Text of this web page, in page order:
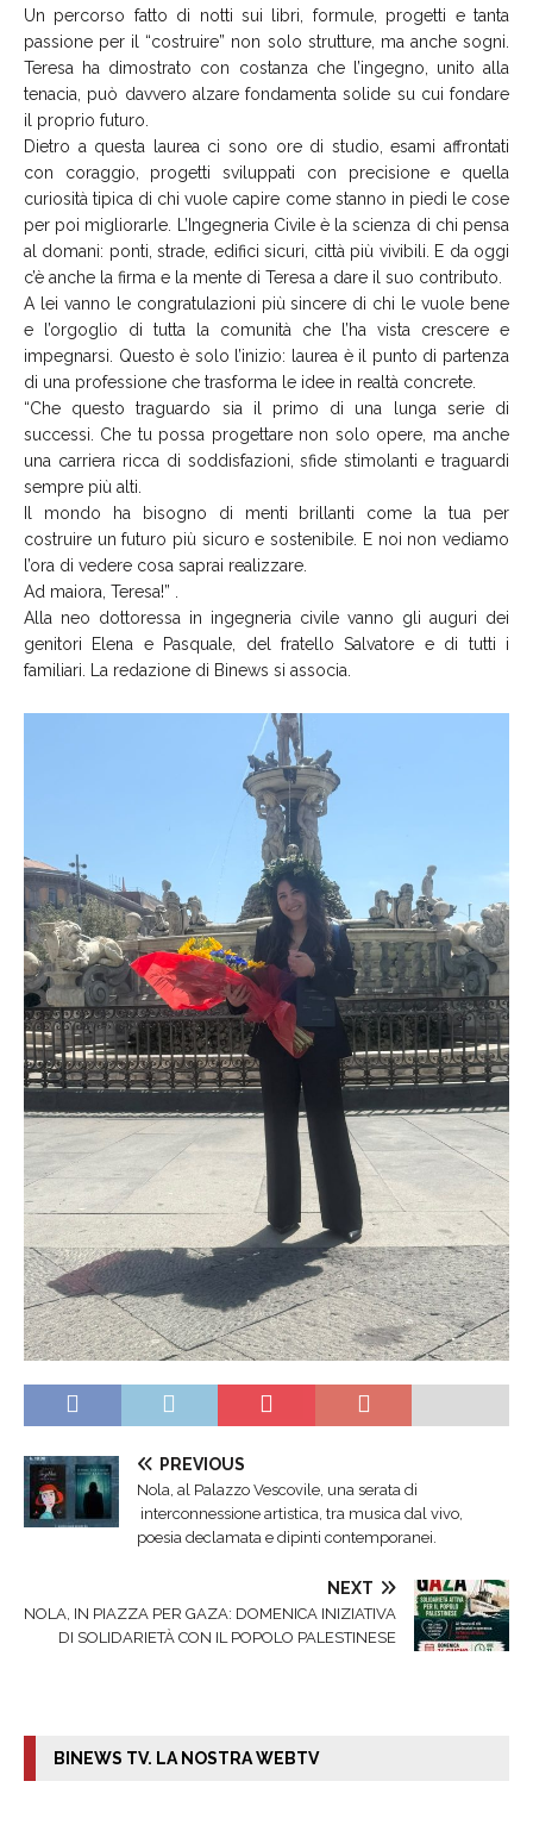
Un percorso fatto di notti sui libri, formule, progetti e tanta
passione per il “costruire” non solo strutture, ma anche sogni.
Teresa ha dimostrato con costanza che l’ingegno, unito alla
tenacia, può davvero alzare fondamenta solide su cui fondare
il proprio futuro.
Dietro a questa laurea ci sono ore di studio, esami affrontati
con coraggio, progetti sviluppati con precisione e quella
curiosità tipica di chi vuole capire come stanno in piedi le cose
per poi migliorarle. L’Ingegneria Civile è la scienza di chi pensa
al domani: ponti, strade, edifici sicuri, città più vivibili. E da oggi
c’è anche la firma e la mente di Teresa a dare il suo contributo.
A lei vanno le congratulazioni più sincere di chi le vuole bene
e l’orgoglio di tutta la comunità che l’ha vista crescere e
impegnarsi. Questo è solo l’inizio: laurea è il punto di partenza
di una professione che trasforma le idee in realtà concrete.
“Che questo traguardo sia il primo di una lunga serie di
successi. Che tu possa progettare non solo opere, ma anche
una carriera ricca di soddisfazioni, sfide stimolanti e traguardi
sempre più alti.
Il mondo ha bisogno di menti brillanti come la tua per
costruire un futuro più sicuro e sostenibile. E noi non vediamo
l’ora di vedere cosa saprai realizzare.
Ad maiora, Teresa!” .
Alla neo dottoressa in ingegneria civile vanno gli auguri dei
genitori Elena e Pasquale, del fratello Salvatore e di tutti i
familiari. La redazione di Binews si associa.
PREVIOUS
Nola, al Palazzo Vescovile, una serata di
interconnessione artistica, tra musica dal vivo,
poesia declamata e dipinti contemporanei.
NEXT
NOLA, IN PIAZZA PER GAZA: DOMENICA INIZIATIVA
DI SOLIDARIETÀ CON IL POPOLO PALESTINESE
BINEWS TV. LA NOSTRA WEBTV